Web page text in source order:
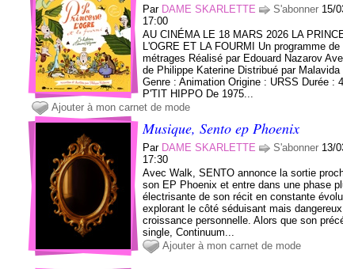
Par DAME SKARLETTE S'abonner 15/
17:00
AU CINÉMA LE 18 MARS 2026 LA
L'OGRE ET LA FOURMI Un programme
métrages Réalisé par Edouard Nazarov
de Philippe Katerine Distribué par Malavida
Genre : Animation Origine : URSS Durée :
P'TIT HIPPO De 1975...
Ajouter à mon carnet de mode
Musique, Sento ep Phoenix
Par DAME SKARLETTE S'abonner 13/
17:30
Avec Walk, SENTO annonce la sortie
son EP Phoenix et entre dans une phase
électrisante de son récit en constante
explorant le côté séduisant mais
croissance personnelle. Alors que son
single, Continuum...
Ajouter à mon carnet de mode